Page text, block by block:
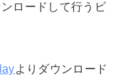
ロードして行うビ
よりダウンロード